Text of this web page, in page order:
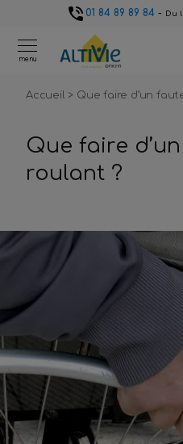
01 84 89 89 84- Du
menu
Accueil> Que faire d’un
Que faire
roulant ?